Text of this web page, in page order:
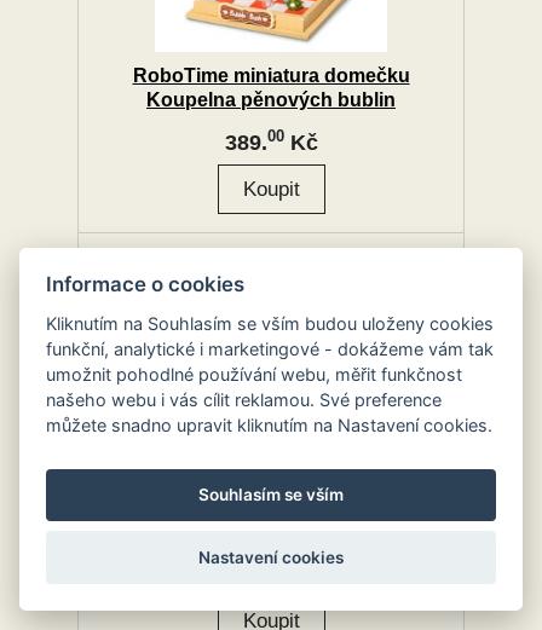
RoboTime miniatura domečku
Koupelna pěnových bublin
389.00Kč
RoboTime miniatura domečku
00
Informace o cookies
Kliknutím na Souhlasím se vším budou uloženy cookies
funkční, analytické i marketingové - dokážeme vám tak
umožnit pohodlné používání webu, měřit funkčnost
našeho webu i vás cílit reklamou. Své preference
můžete snadno upravit kliknutím na Nastavení cookies.
Souhlasím se vším
Nastavení cookies